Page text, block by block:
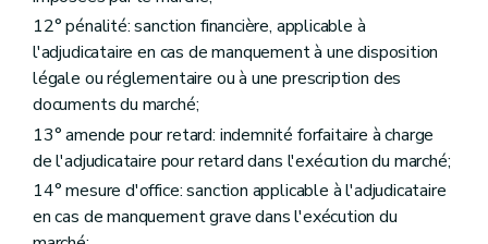
Art. 119
Art. 120
Art. 121
Art. 122
Art. 123
Art. 125
Art. 126
Art. 127
Section 2
Dispositions complémentaires pour les marchés de fournitures sous forme d'achat
Art. 128
12° pénalité: sanction financière, applicable à
l'adjudicataire en cas de manquement à une disposition
légale ou réglementaire ou à une prescription des
documents du marché;
13° amende pour retard: indemnité forfaitaire à charge
de l'adjudicataire pour retard dans l'exécution du marché;
14° mesure d'office: sanction applicable à l'adjudicataire
en cas de manquement grave dans l'exécution du